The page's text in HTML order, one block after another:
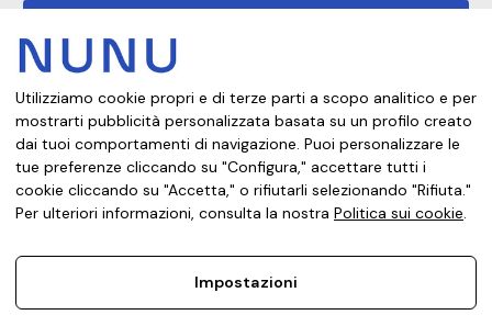
Da quale paese stai acquistando?
Note legali Informativa sulla privacyPolitica dei cookie
Utilizziamo cookie propri e di terze parti a scopo analitico e per
mostrarti pubblicità personalizzata basata su un profilo creato
dai tuoi comportamenti di navigazione. Puoi personalizzare le
tue preferenze cliccando su "Configura," accettare tutti i
cookie cliccando su "Accetta," o rifiutarli selezionando "Rifiuta."
Per ulteriori informazioni, consulta la nostra Politica sui cookie.
Impostazioni